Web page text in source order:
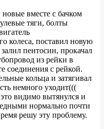
вместе с бачком
тяги, болты
колеса, поставил новую
пентосин, прокачал
из рейки в
соединения с рейкой.
кольца и затягивал
немного уходит(((
видимо вытянулся и
нормально почти
решу эту проблему.